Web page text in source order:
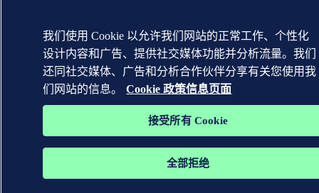
我们使用 Cookie 以允许我们网站的正常工作、个性化
设计内容和广告、提供社交媒体功能并分析流量。我们
还同社交媒体、广告和分析合作伙伴分享有关您使用我
们网站的信息。
Cookie 政策信息页面
接受所有 Cookie
全部拒绝